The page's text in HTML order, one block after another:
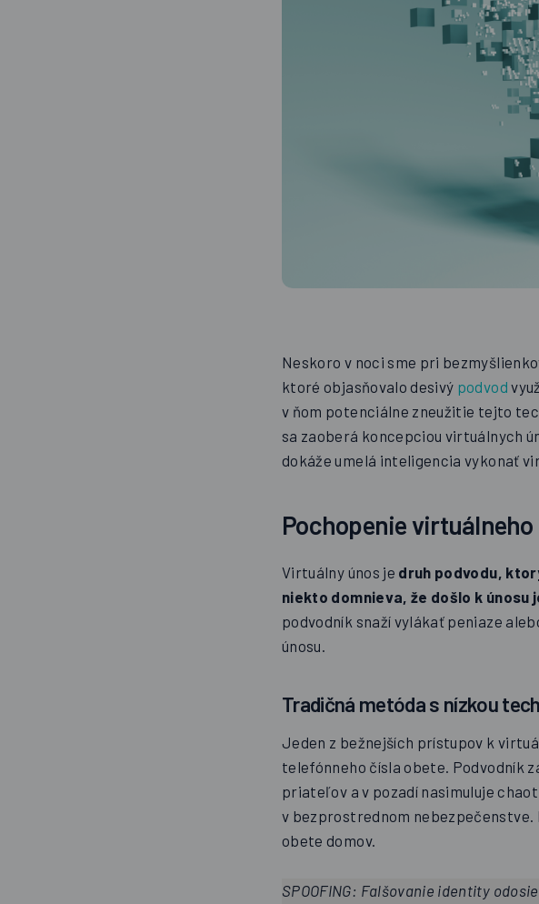
Neskoro v noci sme pri
ktoré objasňovalo desivý podvod
v ňom potenciálne zneužitie tejto
sa zaoberá koncepciou virtuálnych
dokáže umelá inteligencia vykonať
Pochopenie virtuálneho
Virtuálny únos je druh podvodu,
niekto domnieva, že došlo k únosu
podvodník snaží vylákať peniaze
únosu.
Tradičná metóda s nízkou
Jeden z bežnejších prístupov k
telefónneho čísla obete. Podvodník
priateľov a v pozadí nasimuluje
v bezprostrednom nebezpečenstve.
obete domov.
SPOOFING: Falšovanie identity